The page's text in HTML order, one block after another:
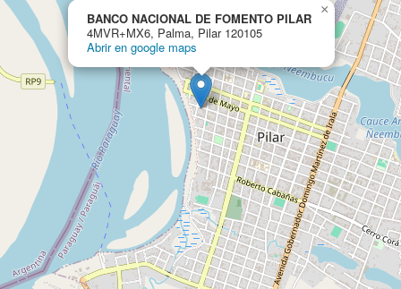
BANCO NACIONAL DE FOMENTO PILAR
4MVR+MX6, Palma, Pilar 120105
Abrir en google maps
×